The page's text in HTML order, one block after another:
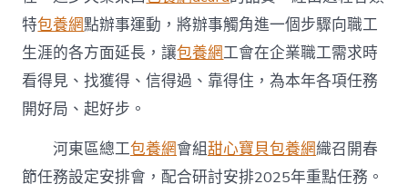
特包養網點辦事運動，將辦事觸角進一個步驟向職工
生涯的各方面延長，讓包養網工會在企業職工需求時
看得見、找獲得、信得過、靠得住，為本年各項任務
開好局、起好步。
河東區總工包養網會組甜心寶貝包養網織召開春
節任務設定安排會，配合研討安排2025年重點任務。